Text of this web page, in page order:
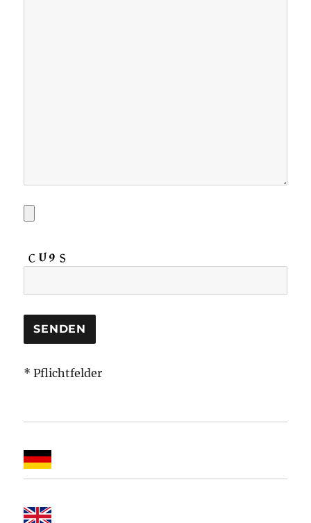
* Pflichtfelder